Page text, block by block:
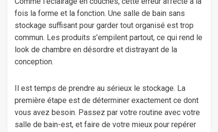
fois la forme et la fonction. Une salle de bain sans
stockage suffisant pour garder tout organisé est trop
commun. Les produits s’empilent partout, ce qui rend le
look de chambre en désordre et distrayant de la
conception.
Il est temps de prendre au sérieux le stockage. La
première étape est de déterminer exactement ce dont
vous avez besoin. Passez par votre routine avec votre
salle de bain-est, et faire de votre mieux pour repérer